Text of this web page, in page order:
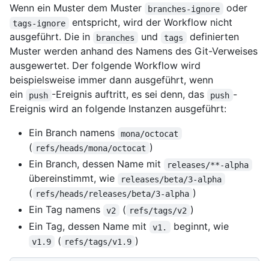
Wenn ein Muster dem Muster branches-ignore oder
tags-ignore
entspricht, wird der Workflow nicht
ausgeführt. Die in
branches und tags
definierten
Muster werden anhand des Namens des Git-Verweises
ausgewertet. Der folgende Workflow wird
beispielsweise immer dann ausgeführt, wenn
ein
push -Ereignis auftritt, es sei denn, das push -
Ereignis wird an folgende Instanzen ausgeführt:
Ein Branch namens
mona/octocat
( refs/heads/mona/octocat )
Ein Branch, dessen Name mit
releases/**-alpha
übereinstimmt, wie releases/beta/3-alpha
( refs/heads/releases/beta/3-alpha )
Ein Tag namens
v2 ( refs/tags/v2 )
Ein Tag, dessen Name mit
v1. beginnt, wie
v1.9 ( refs/tags/v1.9 )